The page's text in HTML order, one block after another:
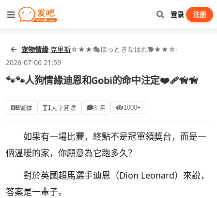
登录 注册
宠物情缘·克里斯☆★★🎭ほっときなはれ🐕★★☆·
2026-07-06 21:59
🐾🐾人狗情緣迪恩和Gobi的命中注定❤️‍🩹🦮🦮
繁体 大字阅读 3 评 1000+
如果有一場比賽，終點不是冠軍領獎台，而是一
個溫暖的家，你願意為它跑多久？
對於英國超馬選手迪恩（Dion Leonard）來說，
答案是一輩子。